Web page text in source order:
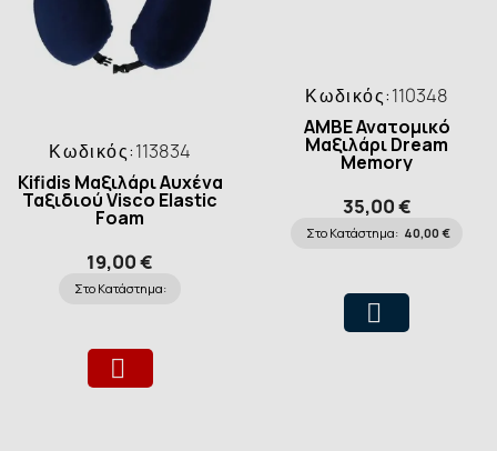
Κωδικός:113834
Kifidis Μαξιλάρι Αυχένα
Ταξιδιού Visco Elastic
Foam
19,00 €
Στο Κατάστημα:
Κωδικός:110348
ΑΜΒΕ Ανατομικό
Μαξιλάρι Dream
Memory
35,00 €
Στο Κατάστημα: 40,00 €